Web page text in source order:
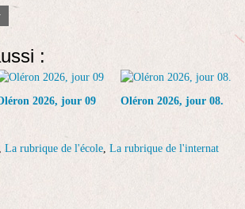
:
2026, jour 09 Oléron 2026, jour 08.
, La rubrique de l'école, La rubrique de l'internat